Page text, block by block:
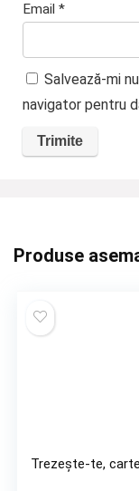
Email *
Salvează-mi
navigator pentru
Produse
Trezește-te,